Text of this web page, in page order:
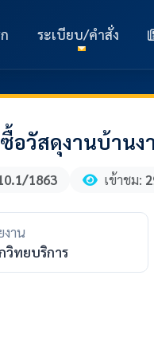
ระเบียบ/คำสั่ง
วัสดุงานบ้านง
1863 เข้าชม:
าน
วิทยบริการ